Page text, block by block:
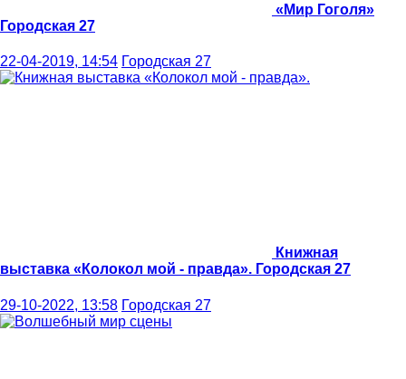
«Мир Гоголя»
Городская 27
22-04-2019, 14:54 Городская 27
Книжная
выставка «Колокол мой - правда». Городская 27
29-10-2022, 13:58 Городская 27